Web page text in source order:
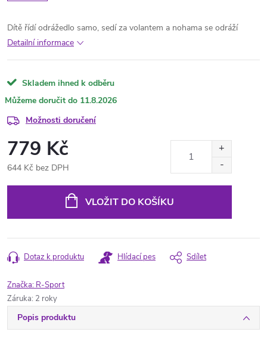
Dítě řídí odrážedlo samo, sedí za volantem a nohama se odráží
Detailní informace
Skladem ihned k odběru
11.8.2026
Možnosti doručení
779 Kč
644 Kč bez DPH
VLOŽIT DO KOŠÍKU
Dotaz k produktu Hlídací pes Sdílet
Značka: R-Sport
Záruka: 2 roky
Popis produktu